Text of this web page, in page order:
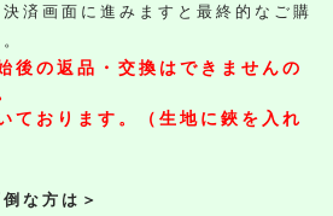
済画面に進みますと最終的なご購
後の返品・交換はできませんの
ております。（生地に鋏を入れ
な方は＞